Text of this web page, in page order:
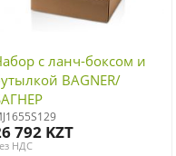
с ланч-боксом и
BAGNER/
792 KZT
НДС